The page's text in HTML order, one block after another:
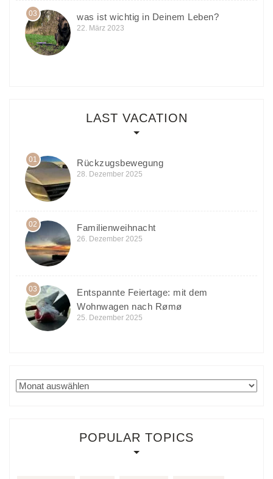
03 was ist wichtig in Deinem Leben?
22. März 2023
LAST VACATION
01 Rückzugsbewegung
28. Dezember 2025
02 Familienweihnacht
26. Dezember 2025
03
Entspannte Feiertage: mit dem
Wohnwagen nach Rømø
25. Dezember 2025
Archiv
POPULAR TOPICS